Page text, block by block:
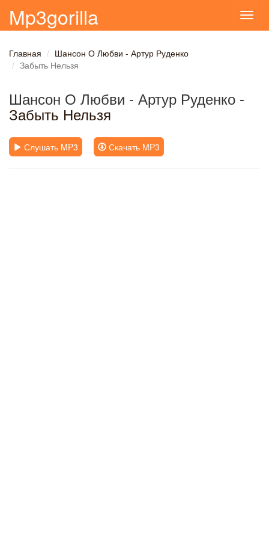
Mp3gorilla
Главная
Шансон О Любви - Артур Руденко
Забыть Нельзя
Шансон О Любви - Артур Руденко -
Забыть Нельзя
Слушать MP3 Скачать MP3